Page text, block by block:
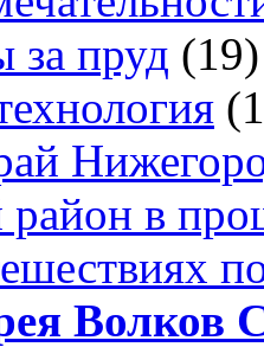
за пруд (19)
район в
Волков